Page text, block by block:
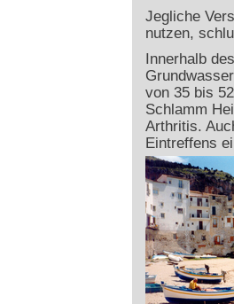
Jegliche
nutzen,
Innerhalb
von 35 bis
Schlamm
Arthritis.
Eintreffens